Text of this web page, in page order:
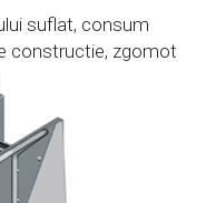
suflat, consum
constructie, zgomot